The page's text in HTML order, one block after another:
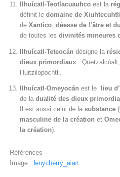
Ilhuícatl-Teotlacuauhco est la
définit le domaine de Xiuhtecuhtli
de Xantico, déesse de l’âtre et
de toutes les divinités mineures
Ilhuícatl-Teteocán désigne la
dieux primordiaux :
Huitzilopochtli.
Ilhuícatl-Omeyocán est le lieu
de la dualité des dieux
Il est aussi celui de la substance (
masculine de la création et
la création).
Références
Image : lenycherry_aiart